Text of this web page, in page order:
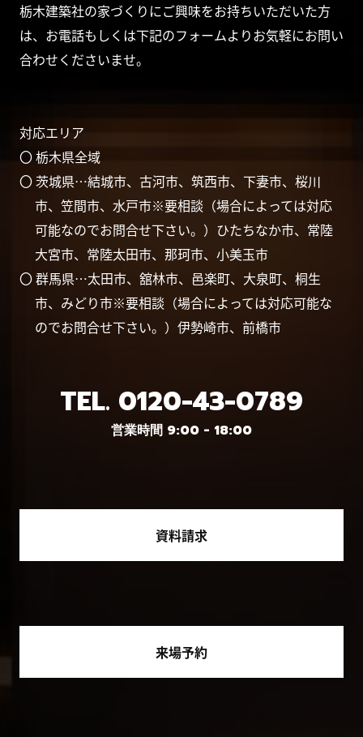
栃木建築社の家づくりにご興味をお持ちいただいた方
は、お電話もしくは下記のフォームよりお気軽にお問い
合わせくださいませ。
対応エリア
〇 栃木県全域
〇 茨城県…結城市、古河市、筑西市、下妻市、桜川
市、笠間市、水戸市※要相談（場合によっては対応
可能なのでお問合せ下さい。）ひたちなか市、常陸
大宮市、常陸太田市、那珂市、小美玉市
〇 群馬県…太田市、舘林市、邑楽町、大泉町、桐生
市、みどり市※要相談（場合によっては対応可能な
のでお問合せ下さい。）伊勢崎市、前橋市
TEL. 0120-43-0789
営業時間 9:00 - 18:00
資料請求
来場予約